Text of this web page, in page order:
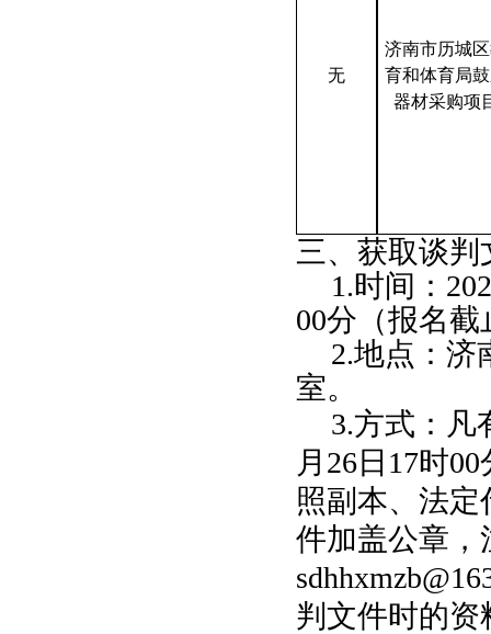
无
济南市历城
育和体育局
器材采购项
三、获取谈判
1.时间：
00分（报名截
2.地点：济
室。
3.方式：凡
月 26日 17时00
照副本、法
件加盖公章，
判文件时的